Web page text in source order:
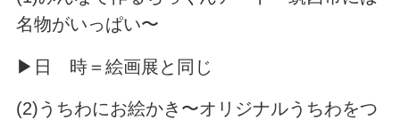
名物がいっぱい〜
▶日 時＝絵画展と同じ
(2)うちわにお絵かき〜オリジナルうちわをつ